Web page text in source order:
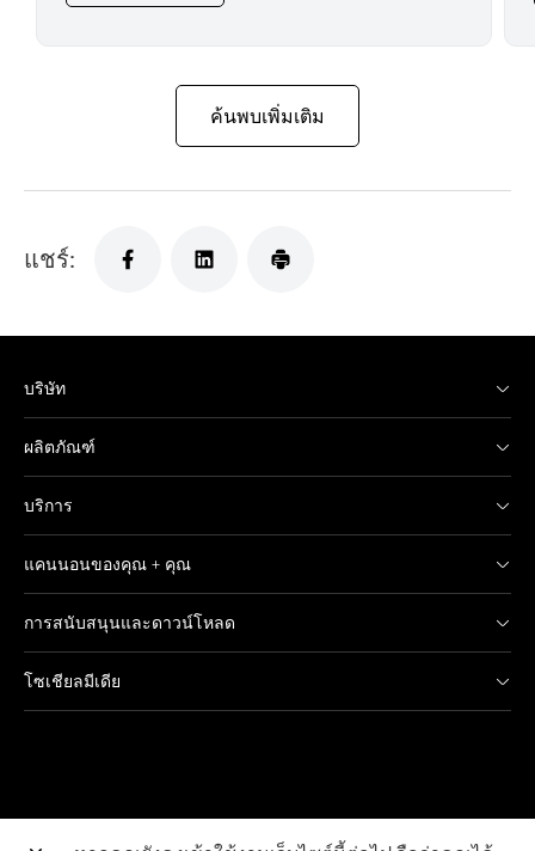
ค้นพบเพิ่มเติม
แชร์:
บริษัท
ผลิตภัณฑ์
บริการ
แคนนอนของคุณ + คุณ
การสนับสนุนและดาวน์โหลด
โซเชียลมีเดีย